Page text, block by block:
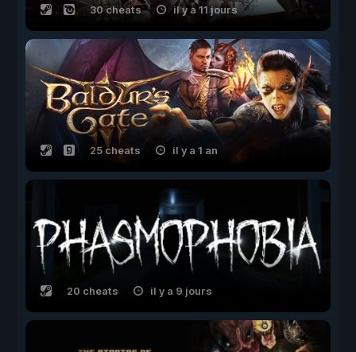
30 cheats il y a 11 jours
25 cheats il y a 1 an
20 cheats il y a 9 jours